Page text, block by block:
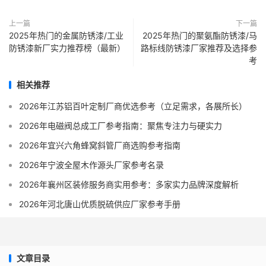
上一篇
2025年热门的金属防锈漆/工业
防锈漆新厂实力推荐榜（最新）
下一篇
2025年热门的聚氨酯防锈漆/马
路标线防锈漆厂家推荐及选择参
考
相关推荐
2026年江苏铝百叶定制厂商优选参考（立足需求，各展所长）
2026年电磁阀总成工厂参考指南：聚焦专注力与硬实力
2026年宜兴六角蜂窝斜管厂商选购参考指南
2026年宁波全屋木作源头厂家参考名录
2026年襄州区装修服务商实用参考：多家实力品牌深度解析
2026年河北唐山优质脱硫供应厂家参考手册
文章目录